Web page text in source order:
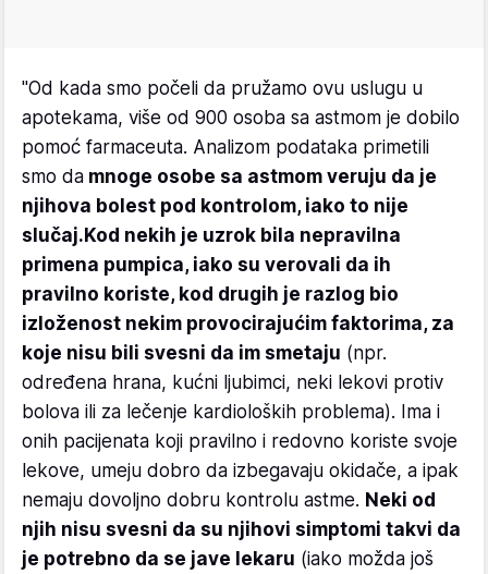
"Od kada smo počeli da pružamo ovu uslugu u
apotekama, više od 900 osoba sa astmom je dobilo
pomoć farmaceuta. Analizom podataka primetili
smo da mnoge osobe sa astmom veruju da je
njihova bolest pod kontrolom, iako to nije
slučaj.Kod nekih je uzrok bila nepravilna
primena pumpica, iako su verovali da ih
pravilno koriste, kod drugih je razlog bio
izloženost nekim provocirajućim faktorima, za
koje nisu bili svesni da im smetaju (npr.
određena hrana, kućni ljubimci, neki lekovi protiv
bolova ili za lečenje kardioloških problema). Ima i
onih pacijenata koji pravilno i redovno koriste svoje
lekove, umeju dobro da izbegavaju okidače, a ipak
nemaju dovoljno dobru kontrolu astme. Neki od
njih nisu svesni da su njihovi simptomi takvi da
je potrebno da se jave lekaru (iako možda još